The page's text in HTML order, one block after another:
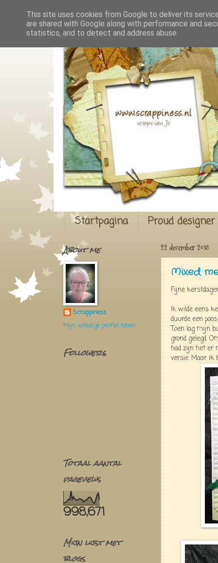
Startpagina Proud
22 december 2018
Mixed
Fijne
Ik wilde eens
duurde een
Toen lag mijn
grond gelegd.
had zijn het er
versie. Maar ik
About me
Scrappiness
Mijn volledige profiel tonen
Followers
Totaal aantal
pageviews
998,671
Mijn lijst met
blogs
This site uses cookies from Google to deliver its
are shared with Google along with performance and
statistics, and to detect and address abuse.